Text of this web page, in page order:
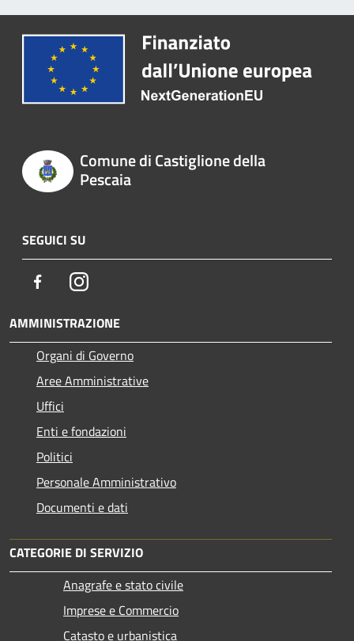
Comune di Castiglione della
Pescaia
SEGUICI SU
FacebookInstagram
AMMINISTRAZIONE
Organi di Governo
Aree Amministrative
Uffici
Enti e fondazioni
Politici
Personale Amministrativo
Documenti e dati
CATEGORIE DI SERVIZIO
Anagrafe e stato civile
Imprese e Commercio
Catasto e urbanistica